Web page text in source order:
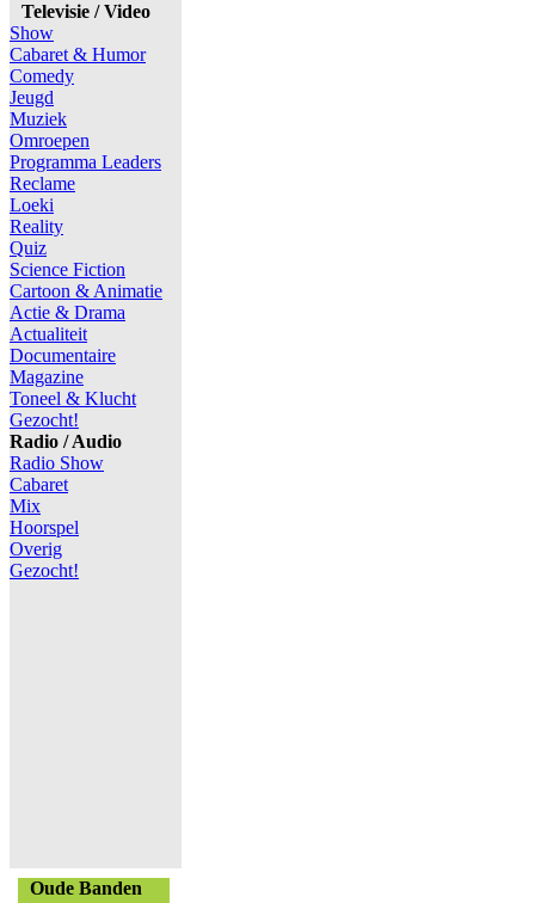
Televisie / Video
Show
Cabaret & Humor
Comedy
Jeugd
Muziek
Omroepen
Programma Leaders
Reclame
Loeki
Reality
Quiz
Science Fiction
Cartoon & Animatie
Actie & Drama
Actualiteit
Documentaire
Magazine
Toneel & Klucht
Gezocht!
Radio / Audio
Radio Show
Cabaret
Mix
Hoorspel
Overig
Gezocht!
Oude Banden